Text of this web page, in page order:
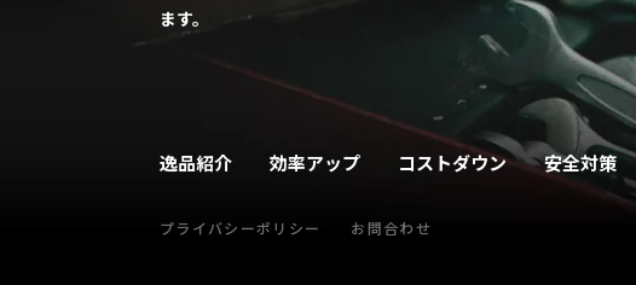
ます。
逸品紹介 効率アップ コストダウン 安全対策
プライバシーポリシー お問合わせ